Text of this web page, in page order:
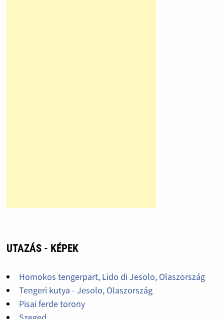
UTAZÁS - KÉPEK
Homokos tengerpart, Lido di Jesolo, Olaszország
Tengeri kutya - Jesolo, Olaszország
Pisai ferde torony